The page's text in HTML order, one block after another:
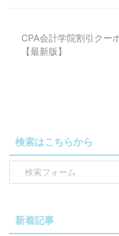
CPA会計学院割引クー
【最新版】
検索はこちらから
新着記事